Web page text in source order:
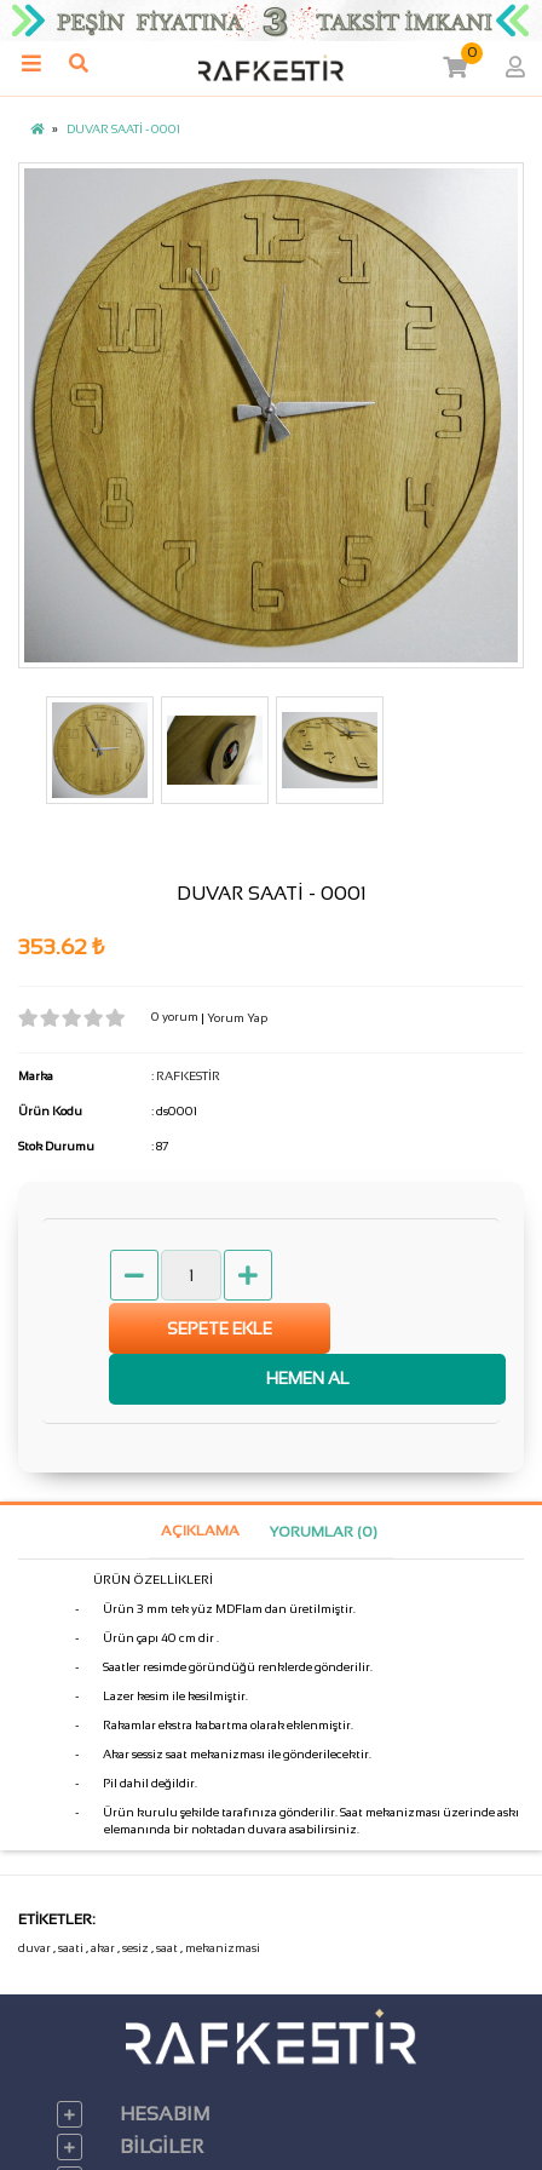
0
DUVAR SAATİ - 0001
DUVAR SAATİ - 0001
353.62 ₺
0 yorum | Yorum Yap
Marka : RAFKESTİR
Ürün Kodu : ds0001
Stok Durumu : 87
SEPETE EKLE
HEMEN AL
AÇIKLAMA YORUMLAR (0)
ÜRÜN ÖZELLİKLERİ
- Ürün 3 mm tek yüz MDFlam dan üretilmiştir.
- Ürün çapı 40 cm dir .
- Saatler resimde göründüğü renklerde gönderilir.
- Lazer kesim ile kesilmiştir.
- Rakamlar ekstra kabartma olarak eklenmiştir.
- Akar sessiz saat mekanizması ile gönderilecektir.
- Pil dahil değildir.
-
Ürün kurulu şekilde tarafınıza gönderilir. Saat mekanizması üzerinde askı
elemanında bir noktadan duvara asabilirsiniz.
ETIKETLER:
duvar saati akar sesiz saat mekanizmasi
HESABIM
BILGILER